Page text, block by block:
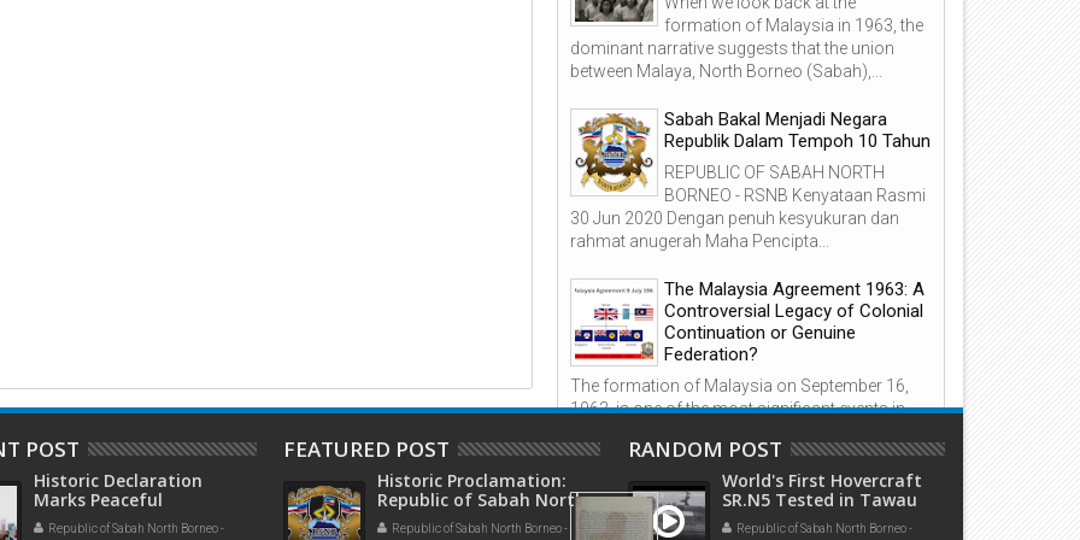
formation of Malaysia in 1963, the
dominant narrative suggests that the union
between Malaya, North Borneo (Sabah),...
Sabah Bakal Menjadi Negara
Republik Dalam Tempoh 10 Tahun
REPUBLIC OF SABAH NORTH
BORNEO - RSNB Kenyataan Rasmi
30 Jun 2020 Dengan penuh kesyukuran dan
rahmat anugerah Maha Pencipta...
The Malaysia Agreement 1963: A
Controversial Legacy of Colonial
Continuation or Genuine
Federation?
The formation of Malaysia on September 16,
1963, is one of the most significant events in
Malays...
Bukti-Bukti Sabah BUKAN Milik
Sulu!
POST
Historic Declaration
Marks Peaceful
Demonstration at
Republic of Sabah North Borneo -
FEATURED POST
Historic Proclamation:
Republic of Sabah North
Borneo Government-in-
Republic of Sabah North Borneo -
RANDOM POST
World's First Hovercraft
SR.N5 Tested in Tawau
British North Borneo
Republic of Sabah North Borneo -